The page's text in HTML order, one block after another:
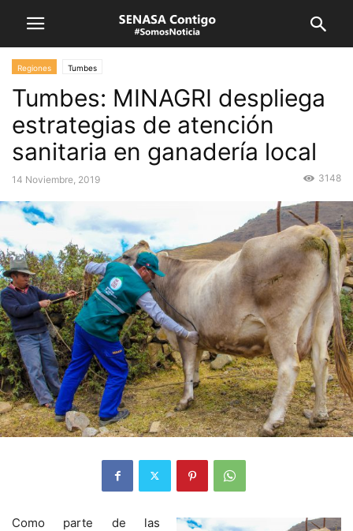
Regiones Tumbes
Tumbes: MINAGRI despliega
estrategias de atención
sanitaria en ganadería local
14 Noviembre, 2019 3148
Como parte de las